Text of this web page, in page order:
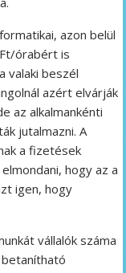
azon belül
órabért is
valaki beszél
azért elvárják
az alkalmankénti
jutalmazni. A
a fizetések
hogy az a
igen, hogy
vállalók száma